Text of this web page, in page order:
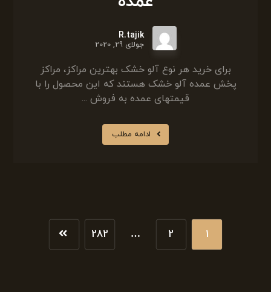
R.tajik
جولای 29, 2020
برای خرید هر نوع آلو خشک بهترین مراکز، مراکز
پخش عمده آلو خشک هستند که این محصول را با
قیمتهای عمده به فروش ...
ادامه مطلب
1
2
…
282